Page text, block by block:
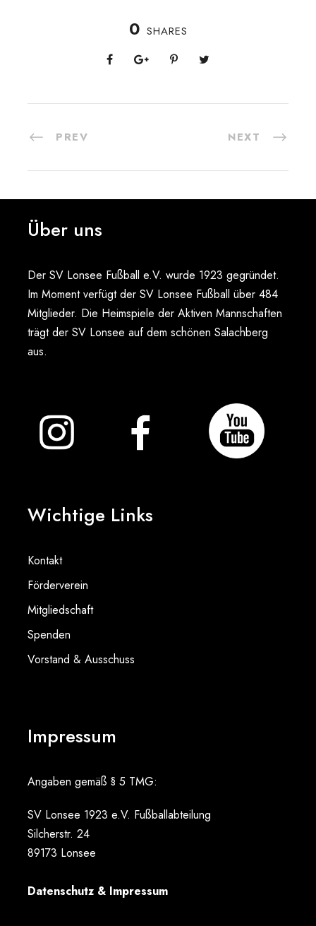
0 SHARES
PREV NEXT
Über uns
Der SV Lonsee Fußball e.V. wurde 1923 gegründet.
Im Moment verfügt der SV Lonsee Fußball über 484
Mitglieder. Die Heimspiele der Aktiven Mannschaften
trägt der SV Lonsee auf dem schönen Salachberg
aus.
Wichtige Links
Kontakt
Förderverein
Mitgliedschaft
Spenden
Vorstand & Ausschuss
Impressum
Angaben gemäß § 5 TMG:
SV Lonsee 1923 e.V. Fußballabteilung
Silcherstr. 24
89173 Lonsee
Datenschutz & Impressum